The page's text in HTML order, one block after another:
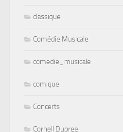
classique
Comédie Musicale
comedie_musicale
comique
Concerts
Cornell Dupree